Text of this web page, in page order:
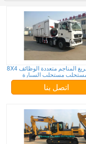
شاحنة تفريغ المناجم متعددة الوظائف 8X4
مستحلب السيارة
اتصل بنا